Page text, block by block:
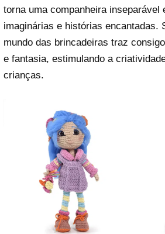
torna uma companheira inseparável
imaginárias e histórias encantadas.
mundo das brincadeiras traz
e fantasia, estimulando a
crianças.